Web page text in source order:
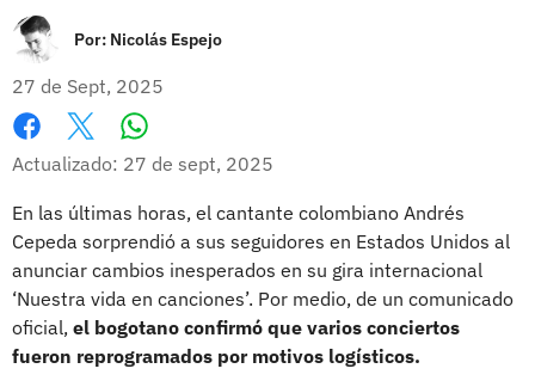
Por: Nicolás Espejo
27 de Sept, 2025
Facebook
X
Actualizado: 27 de sept, 2025
En las últimas horas, el cantante colombiano Andrés
Cepeda sorprendió a sus seguidores en Estados Unidos al
anunciar cambios inesperados en su gira internacional
‘Nuestra vida en canciones’. Por medio, de un comunicado
oficial, el bogotano confirmó que varios conciertos
fueron reprogramados por motivos logísticos.